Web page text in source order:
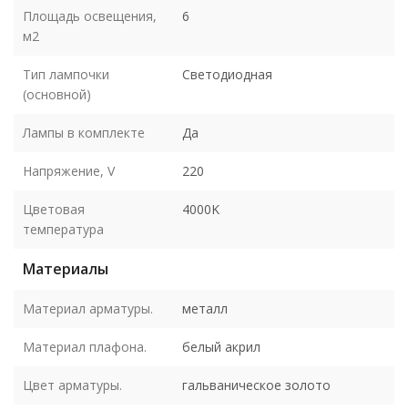
Площадь освещения,
м2
6
Тип лампочки
(основной)
Светодиодная
Лампы в комплекте Да
Напряжение, V 220
Цветовая
температура
4000K
Материалы
Материал арматуры. металл
Материал плафона. белый акрил
Цвет арматуры. гальваническое золото